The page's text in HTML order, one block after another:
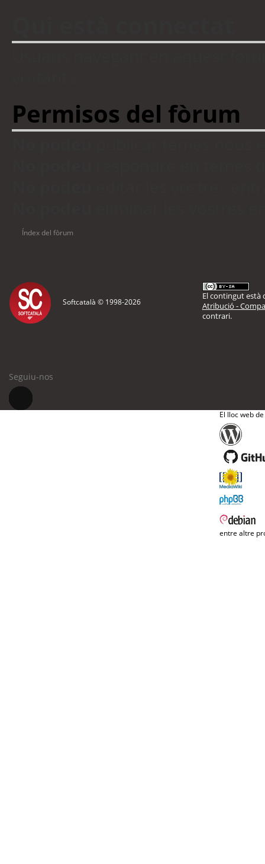
Permisos del fòrum
Índex del fòrum
Softcatalà © 1998-2026
El contingut està
Atribució -
contrari.
Seguiu-nos
El lloc web
entre altre